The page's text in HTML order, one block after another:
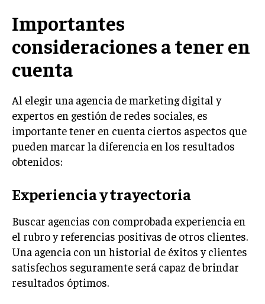
FRANQUICIAS
MARKETING DE INFLUENCERS
E-COMMERCE
E-COMMERCE Y COMERCIO ELECTRÓNICO
ESTRATEGIAS DE PRICING Y GESTIÓN DE
GESTIÓN DE CRISIS EMPRESARIALES
EMPRESAS Y STARTUPS TECNOLÓGICAS
PROYECTOS
GESTIÓN DE PROYECTOS
GESTIÓN DE OPERACIONES Y CADENA DE
LOGÍSTICA EMPRESARIAL
Importantes
consideraciones a tener en
cuenta
Al elegir una agencia de marketing digital y
expertos en gestión de redes sociales, es
importante tener en cuenta ciertos aspectos que
pueden marcar la diferencia en los resultados
obtenidos:
Experiencia y trayectoria
Buscar agencias con comprobada experiencia en
el rubro y referencias positivas de otros clientes.
Una agencia con un historial de éxitos y clientes
satisfechos seguramente será capaz de brindar
resultados óptimos.